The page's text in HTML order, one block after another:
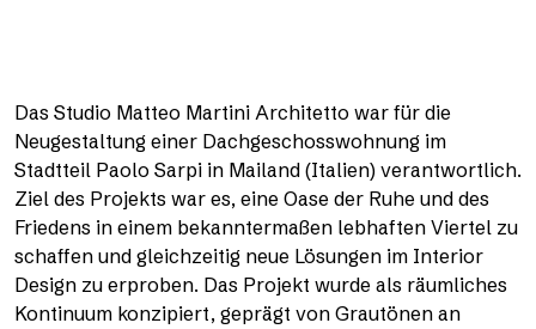
Das Studio Matteo Martini Architetto war für die
Neugestaltung einer Dachgeschosswohnung im
Stadtteil Paolo Sarpi in Mailand (Italien) verantwortlich.
Ziel des Projekts war es, eine Oase der Ruhe und des
Friedens in einem bekanntermaßen lebhaften Viertel zu
schaffen und gleichzeitig neue Lösungen im Interior
Design zu erproben. Das Projekt wurde als räumliches
Kontinuum konzipiert, geprägt von Grautönen an